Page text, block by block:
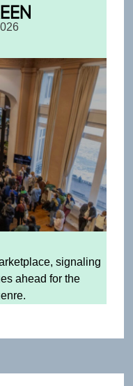
signaling
ahead for the